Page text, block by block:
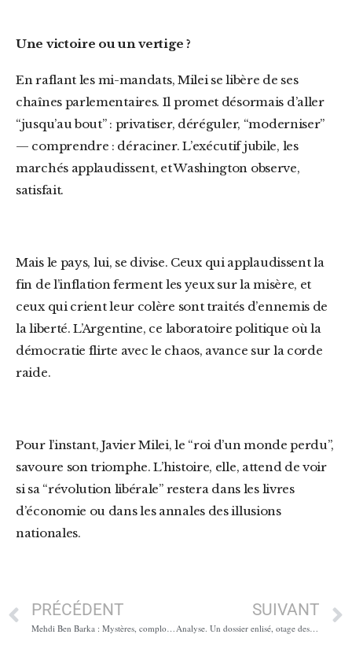
Une victoire ou un vertige ?
En raflant les mi-mandats, Milei se libère de ses
chaînes parlementaires. Il promet désormais d’aller
“jusqu’au bout” : privatiser, déréguler, “moderniser”
— comprendre : déraciner. L’exécutif jubile, les
marchés applaudissent, et Washington observe,
satisfait.
Mais le pays, lui, se divise. Ceux qui applaudissent la
fin de l’inflation ferment les yeux sur la misère, et
ceux qui crient leur colère sont traités d’ennemis de
la liberté. L’Argentine, ce laboratoire politique où la
démocratie flirte avec le chaos, avance sur la corde
raide.
Pour l’instant, Javier Milei, le “roi d’un monde perdu”,
savoure son triomphe. L’histoire, elle, attend de voir
si sa “révolution libérale” restera dans les livres
d’économie ou dans les annales des illusions
nationales.
PRÉCÉDENT
Mehdi Ben Barka : Mystères, complots et ombres internationales
SUIVANT
Analyse. Un dossier enlisé, otage des narratifs